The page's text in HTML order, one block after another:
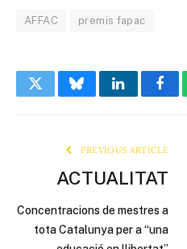
AFFAC premis fapac
TwitterBlueskyLinkedIn
PREVIOUS ARTICLE
ACTUALITAT
Concentracions de mestres a
tota Catalunya per a “una